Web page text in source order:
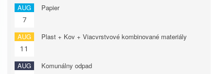
AUG
7
Papier
AUG
11
Plast + Kov + Viacvrstvové kombinované materiály
AUG Komunálny odpad